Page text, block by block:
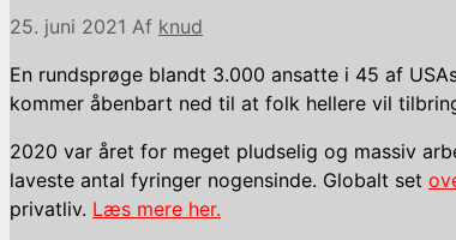
25. juni 2021 Af knud
En rundsprøge blandt 3.000 ansatte i 45 af
kommer åbenbart ned til at folk hellere vil
2020 var året for meget pludselig og massiv
laveste antal fyringer nogensinde. Globalt set
privatliv. Læs mere her.